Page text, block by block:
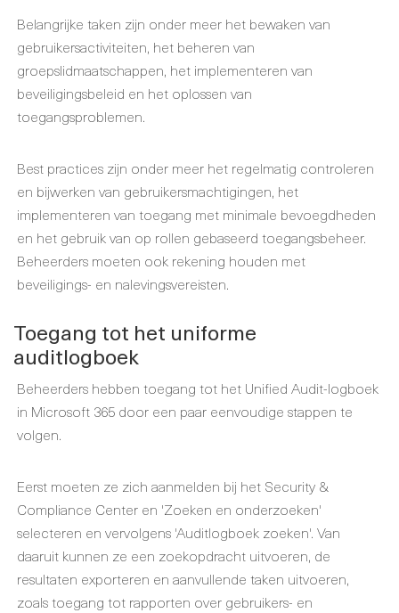
Belangrijke taken zijn onder meer het bewaken van
gebruikersactiviteiten, het beheren van
groepslidmaatschappen, het implementeren van
beveiligingsbeleid en het oplossen van
toegangsproblemen.
Best practices zijn onder meer het regelmatig controleren
en bijwerken van gebruikersmachtigingen, het
implementeren van toegang met minimale bevoegdheden
en het gebruik van op rollen gebaseerd toegangsbeheer.
Beheerders moeten ook rekening houden met
beveiligings- en nalevingsvereisten.
Toegang tot het uniforme
auditlogboek
Beheerders hebben toegang tot het Unified Audit-logboek
in Microsoft 365 door een paar eenvoudige stappen te
volgen.
Eerst moeten ze zich aanmelden bij het Security &
Compliance Center en 'Zoeken en onderzoeken'
selecteren en vervolgens 'Auditlogboek zoeken'. Van
daaruit kunnen ze een zoekopdracht uitvoeren, de
resultaten exporteren en aanvullende taken uitvoeren,
zoals toegang tot rapporten over gebruikers- en